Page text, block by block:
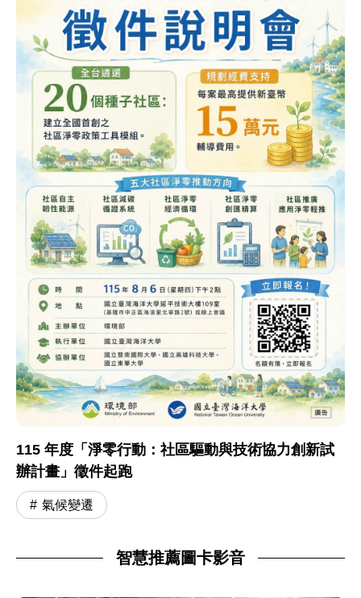
115 年度「淨零行動：社區驅動與技術協力創新試
辦計畫」徵件起跑
氣候變遷
智慧推薦圖卡影音